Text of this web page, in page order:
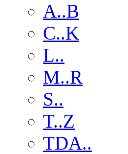
A..B
C..K
L..
M..R
S..
T..Z
TDA..